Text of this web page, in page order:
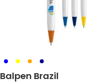
005 006 007 307
Balpen Brazil